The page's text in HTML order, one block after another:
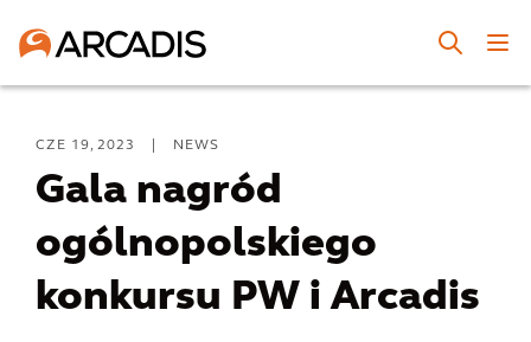
CZE 19, 2023 NEWS
Gala nagród
ogólnopolskiego
konkursu PW i Arcadis⁠